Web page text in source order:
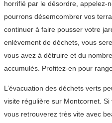
horrifié par le désordre, appelez-
pourrons désemcombrer vos
continuer à faire pousser votre
enlèvement de déchets, vous
vous avez à détruire et du
accumulés. Profitez-en pour
L’évacuation des déchets verts
visite régulière sur Montcornet.
vous retrouverez très vite avec